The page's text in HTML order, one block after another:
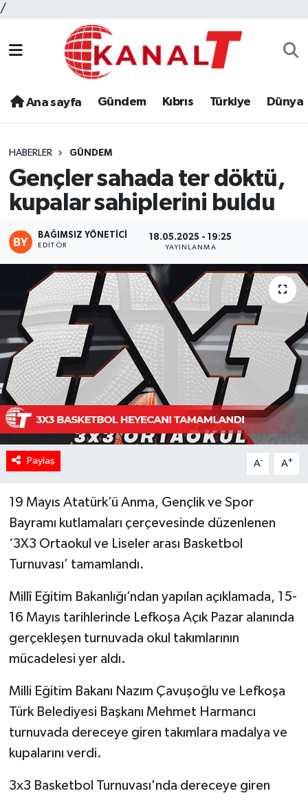
/
Ana sayfa Gündem Kıbrıs Türkiye Dünya
HABERLER GÜNDEM
Gençler sahada ter döktü,
kupalar sahiplerini buldu
BAĞIMSIZ YÖNETICI
EDITÖR
18.05.2025 - 19:25
YAYINLANMA
Paylaş A- A+
19 Mayıs Atatürk’ü Anma, Gençlik ve Spor
Bayramı kutlamaları çerçevesinde düzenlenen
‘3X3 Ortaokul ve Liseler arası Basketbol
Turnuvası’ tamamlandı.
Millî Eğitim Bakanlığı’ndan yapılan açıklamada, 15-
16 Mayıs tarihlerinde Lefkoşa Açık Pazar alanında
gerçekleşen turnuvada okul takımlarının
mücadelesi yer aldı.
Milli Eğitim Bakanı Nazım Çavuşoğlu ve Lefkoşa
Türk Belediyesi Başkanı Mehmet Harmancı
turnuvada dereceye giren takımlara madalya ve
kupalarını verdi.
3x3 Basketbol Turnuvası'nda dereceye giren